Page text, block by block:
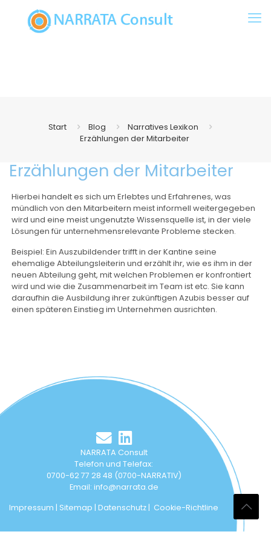
Start Blog
Narratives Lexikon
Erzählungen der Mitarbeiter
Erzählungen der Mitarbeiter
Hierbei handelt es sich um Erlebtes und Erfahrenes, was
mündlich von den Mitarbeitern meist informell weitergegeben
wird und eine meist ungenutzte Wissensquelle ist, in der viele
Lösungen für unternehmensrelevante Probleme stecken.
Beispiel: Ein Auszubildender trifft in der Kantine seine
ehemalige Abteilungsleiterin und erzählt ihr, wie es ihm in der
neuen Abteilung geht, mit welchen Problemen er konfrontiert
wird und wie die Zusammenarbeit im Team ist etc. Sie kann
daraufhin die Ausbildung ihrer zukünftigen Azubis besser auf
einen späteren Einstieg im Unternehmen ausrichten.
NARRATA Consult
Telefon und Telefax:
0700-62 77 28 48 (0700-NARRATIV)
Email: info@narrata.de
Impressum | Sitemap | Datenschutz | Cookie-Richtline